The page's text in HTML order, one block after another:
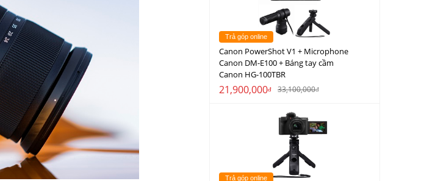
Trả góp online
Canon PowerShot V1 + Microphone
Canon DM-E100 + Báng tay cầm
Canon HG-100TBR
21,900,000đ 33,100,000đ
Trả góp online